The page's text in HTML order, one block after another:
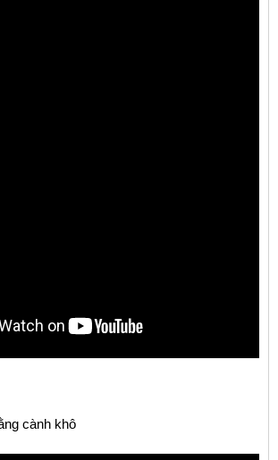
cành khô